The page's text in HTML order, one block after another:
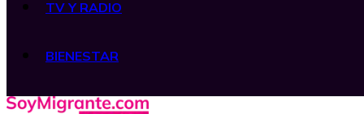
TV Y RADIO
BIENESTAR